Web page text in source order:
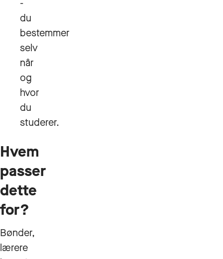
-
du
bestemmer
selv
når
og
hvor
du
studerer.
Hvem
passer
dette
for?
Bønder,
lærere